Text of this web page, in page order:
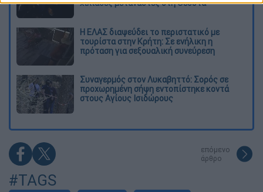
χιλιάδες μετανάστες στη Θέουτα
Η ΕΛΑΣ διαψεύδει το περιστατικό με
τουρίστα στην Κρήτη: Σε ενήλικη η
πρόταση για σεξουαλική συνεύρεση
Συναγερμός στον Λυκαβηττό: Σορός σε
προχωρημένη σήψη εντοπίστηκε κοντά
στους Αγίους Ισιδώρους
επόμενο
άρθρο
#TAGS